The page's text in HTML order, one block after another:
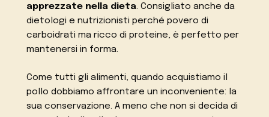
apprezzate nella dieta. Consigliato anche da
dietologi e nutrizionisti perché povero di
carboidrati ma ricco di proteine, è perfetto per
mantenersi in forma.
Come tutti gli alimenti, quando acquistiamo il
pollo dobbiamo affrontare un inconveniente: la
sua conservazione. A meno che non si decida di